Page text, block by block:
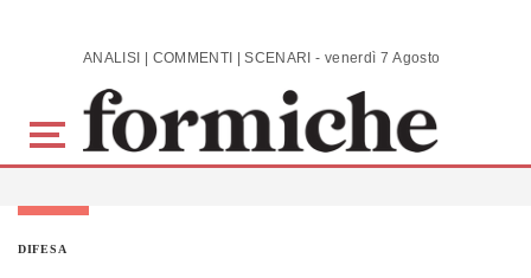
Skip to main content ANALISI | COMMENTI | SCENARI - venerdì 7 Agosto 2026
DIFESA